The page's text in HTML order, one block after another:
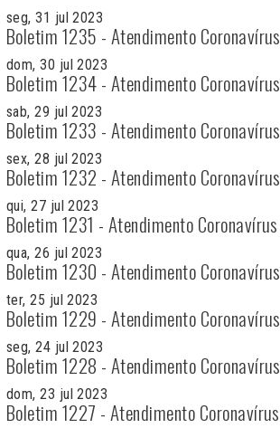
seg, 31 jul 2023
Boletim 1235 - Atendimento Coronavírus
dom, 30 jul 2023
Boletim 1234 - Atendimento Coronavírus
sab, 29 jul 2023
Boletim 1233 - Atendimento Coronavírus
sex, 28 jul 2023
Boletim 1232 - Atendimento Coronavírus
qui, 27 jul 2023
Boletim 1231 - Atendimento Coronavírus
qua, 26 jul 2023
Boletim 1230 - Atendimento Coronavírus
ter, 25 jul 2023
Boletim 1229 - Atendimento Coronavírus
seg, 24 jul 2023
Boletim 1228 - Atendimento Coronavírus
dom, 23 jul 2023
Boletim 1227 - Atendimento Coronavírus